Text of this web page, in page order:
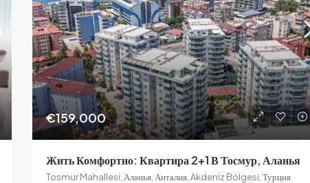
€159,000
Жить Комфортно: Квартира 2+1 В Тосмур, Аланья
Tosmur Mahallesi, Аланья, Анталия, Akdeniz Bölgesi, Турция